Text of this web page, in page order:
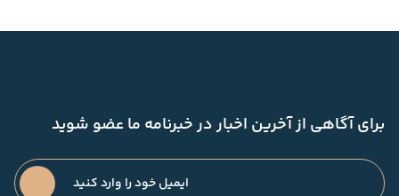
برای آگاهی از آخرین اخبار در خبرنامه ما عضو شوید